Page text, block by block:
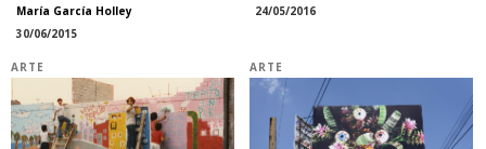
María García Holley
30/06/2015
24/05/2016
ARTE ARTE